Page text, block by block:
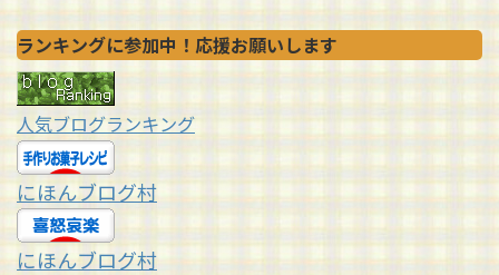
ランキングに参加中！応援お願いします
人気ブログランキング
にほんブログ村
にほんブログ村